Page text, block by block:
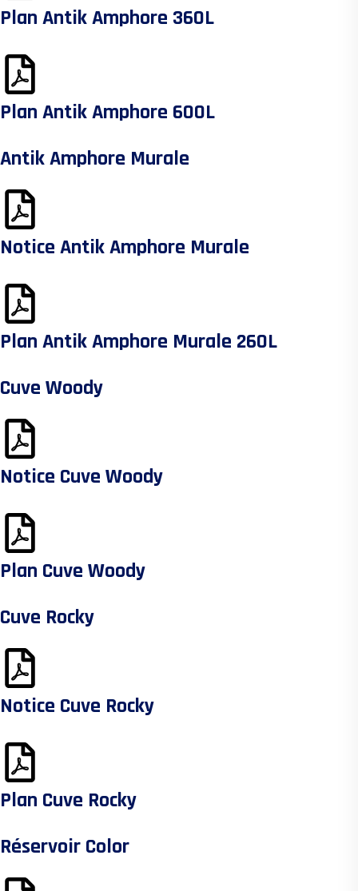
Plan Antik Amphore 360L
Plan Antik Amphore 600L
Antik Amphore Murale
Notice Antik Amphore Murale
Plan Antik Amphore Murale 260L
Cuve Woody
Notice Cuve Woody
Plan Cuve Woody
Cuve Rocky
Notice Cuve Rocky
Plan Cuve Rocky
Réservoir Color